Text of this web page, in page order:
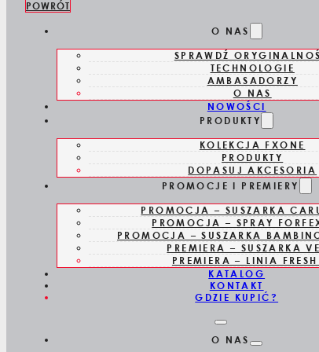
Skip to main content
POWRÓT
O NAS
SPRAWDŹ
TECHNOLOGIE
AMBASADORZY
O NAS
NOWOŚCI
PRODUKTY
KOLEKCJA FXONE
PRODUKTY
DOPASUJ AKCESORIA
PROMOCJE I PREMIERY
PROMOCJA – SUSZARKA
PROMOCJA – SPRAY
PROMOCJA – SUSZARKA
PREMIERA – SUSZARKA
PREMIERA – LINIA
KATALOG
KONTAKT
GDZIE KUPIĆ?
O NAS
FX707ZE